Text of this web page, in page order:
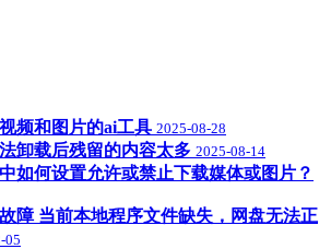
频和图片的ai工具 2025-08-28
卸载后残留的内容太多 2025-08-14
如何设置允许或禁止下载媒体或图片？
障 当前本地程序文件缺失，网盘无法正
05